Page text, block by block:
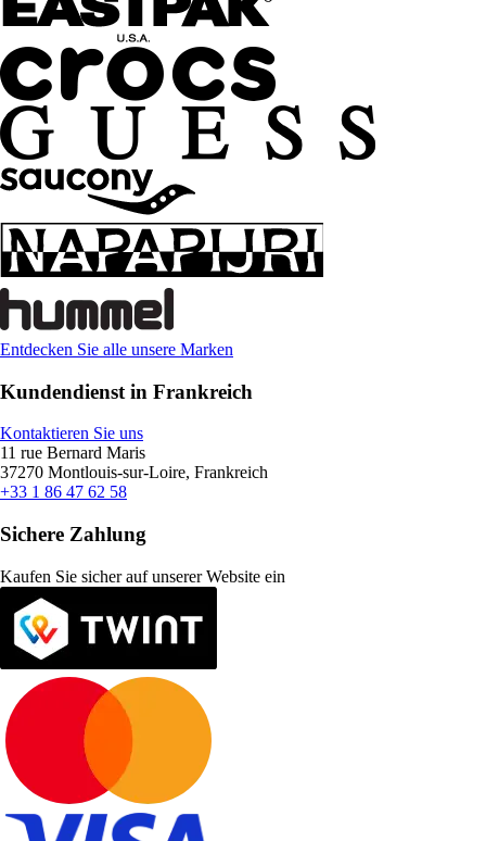
Entdecken Sie alle unsere Marken
Kundendienst in Frankreich
Kontaktieren Sie uns
11 rue Bernard Maris
37270 Montlouis-sur-Loire, Frankreich
+33 1 86 47 62 58
Sichere Zahlung
Kaufen Sie sicher auf unserer Website ein